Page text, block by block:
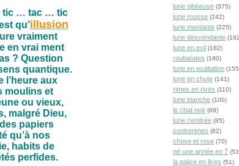
tic … tac … tic
qu’illusion
vraiment
en vrai ment
? Question
quantique.
l’heure aux
moulins et
ou vieux,
malgré Dieu,
papiers
qu’à nos
habits de
perfides.
lune gibbeuse (375)
lune rousse (242)
lune montante (225)
lune descendante
lune en exil (182)
roubaïates (180)
lune en exaltation
lune en chute (141)
rimes en rives (110)
lune blanche (100)
le chat noir (89)
lune cendrée (85)
contrerimes (82)
chose et rose (70)
né une année en 7
la palice en lices (51)